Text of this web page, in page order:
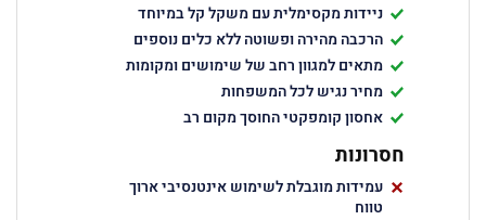
ניידות מקסימלית עם משקל קל במיוחד
הרכבה מהירה ופשוטה ללא כלים נוספים
מתאים למגוון רחב של שימושים ומקומות
מחיר נגיש לכל המשפחות
אחסון קומפקטי החוסך מקום רב
חסרונות
עמידות מוגבלת לשימוש אינטנסיבי ארוך
טווח